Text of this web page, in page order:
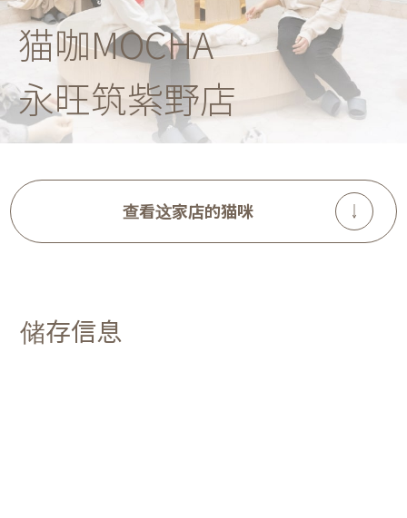
猫咖MOCHA
永旺筑紫野店
查看这家店的猫咪
储存信息